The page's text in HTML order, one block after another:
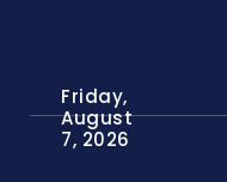
Friday,
August
7, 2026